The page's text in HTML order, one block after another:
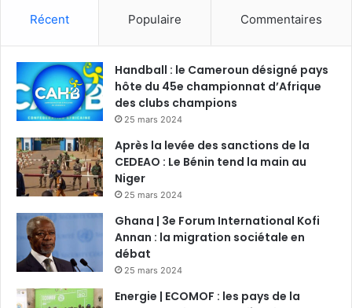
Récent Populaire Commentaires
Handball : le Cameroun désigné pays
hôte du 45e championnat d’Afrique
des clubs champions
25 mars 2024
Après la levée des sanctions de la
CEDEAO : Le Bénin tend la main au
Niger
25 mars 2024
Ghana | 3e Forum International Kofi
Annan : la migration sociétale en
débat
25 mars 2024
Energie | ECOMOF : les pays de la